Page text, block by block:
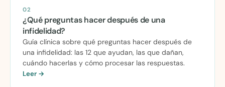
02
¿Qué preguntas hacer después de una
infidelidad?
Guía clínica sobre qué preguntas hacer después de
una infidelidad: las 12 que ayudan, las que dañan,
cuándo hacerlas y cómo procesar las respuestas.
Leer →